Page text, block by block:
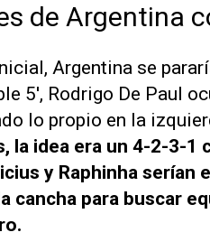
de Argentina
Argentina se
5', Rodrigo De Paul
lo propio en la
la idea era un 4-2-3-
y Raphinha
cancha para buscar